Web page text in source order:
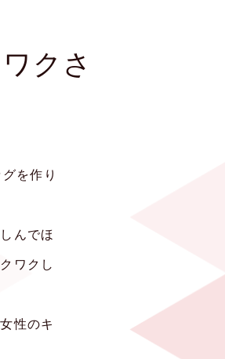
クさ
を作り
んでほ
ワクし
性のキ